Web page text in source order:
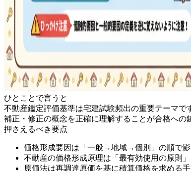
ひとことで言うと
不動産鑑定評価基準は宅建試験頻出の重要テーマ
補正・修正の概念を正確に理解することが合格への
押さえるべき要点
価格形成要因は「一般→地域→個別」の順で影
不動産の価格形成原理は「最有効使用の原則
原価法は再調達原価を基に積算価格を求める